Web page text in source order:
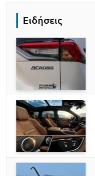
Ειδήσεις